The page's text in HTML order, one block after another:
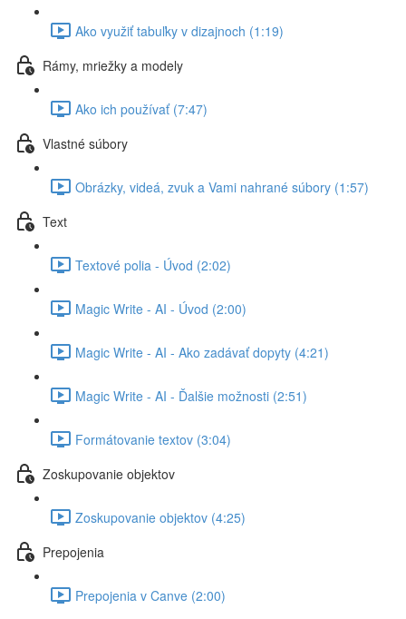
Ako využiť tabuľky v dizajnoch (1:19)
Rámy, mriežky a modely
Ako ich používať (7:47)
Vlastné súbory
Obrázky, videá, zvuk a Vami nahrané súbory (1:57)
Text
Textové polia - Úvod (2:02)
Magic Write - AI - Úvod (2:00)
Magic Write - AI - Ako zadávať dopyty (4:21)
Magic Write - AI - Ďalšie možnosti (2:51)
Formátovanie textov (3:04)
Zoskupovanie objektov
Zoskupovanie objektov (4:25)
Prepojenia
Prepojenia v Canve (2:00)